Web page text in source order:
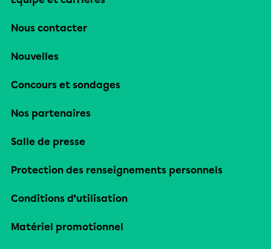
Nous contacter
Nouvelles
Concours et sondages
Nos partenaires
Salle de presse
Protection des renseignements personnels
Conditions d’utilisation
Matériel promotionnel